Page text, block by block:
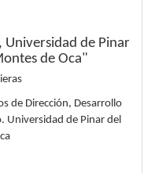
Universidad de Pinar
de Oca"
de Dirección, Desarrollo
Universidad de Pinar del